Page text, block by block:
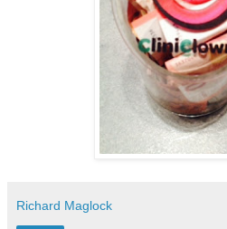
Richard Maglock